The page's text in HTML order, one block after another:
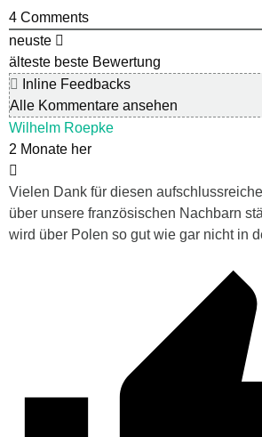
4 Comments
neuste
älteste beste Bewertung
Inline Feedbacks
Alle Kommentare ansehen
Wilhelm Roepke
2 Monate her
Vielen Dank für diesen
über unsere französischen Nachbarn
wird über Polen so gut wie gar nicht in